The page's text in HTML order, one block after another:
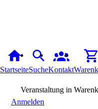
StartseiteSucheKontakt
Veranstaltung in
Anmelden